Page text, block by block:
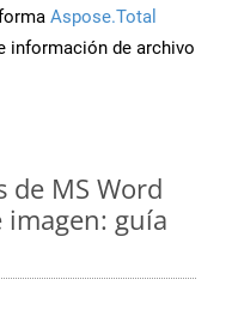
Aspose.Total
información de archivo
MS Word
imagen: guía